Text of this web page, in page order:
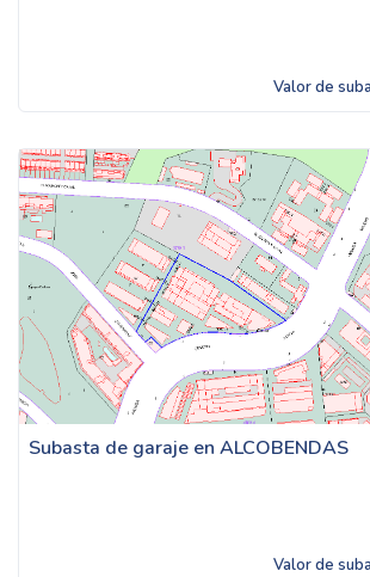
Valor de
Subasta de garaje en ALCOBENDAS
Valor de